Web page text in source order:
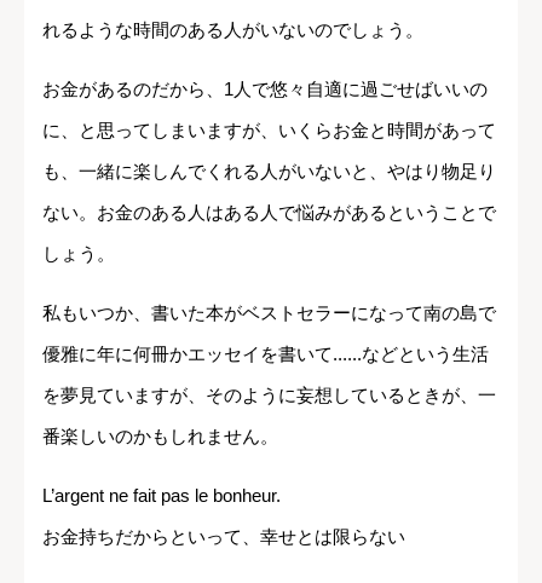
れるような時間のある人がいないのでしょう。
お金があるのだから、1人で悠々自適に過ごせばいいの
に、と思ってしまいますが、いくらお金と時間があって
も、一緒に楽しんでくれる人がいないと、やはり物足り
ない。お金のある人はある人で悩みがあるということで
しょう。
私もいつか、書いた本がベストセラーになって南の島で
優雅に年に何冊かエッセイを書いて......などという生活
を夢見ていますが、そのように妄想しているときが、一
番楽しいのかもしれません。
L’argent ne fait pas le bonheur.
お金持ちだからといって、幸せとは限らない